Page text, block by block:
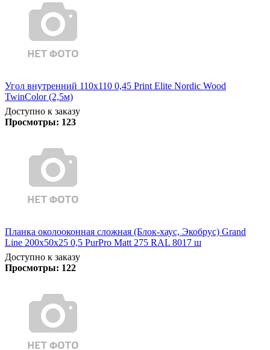
Угол внутренний 110х110 0,45 Print Elite Nordic Wood
TwinColor (2,5м)
Доступно к заказу
Просмотры: 123
Планка околооконная сложная (Блок-хаус, Экобрус) Grand
Line 200х50х25 0,5 PurPro Matt 275 RAL 8017 ш
Доступно к заказу
Просмотры: 122